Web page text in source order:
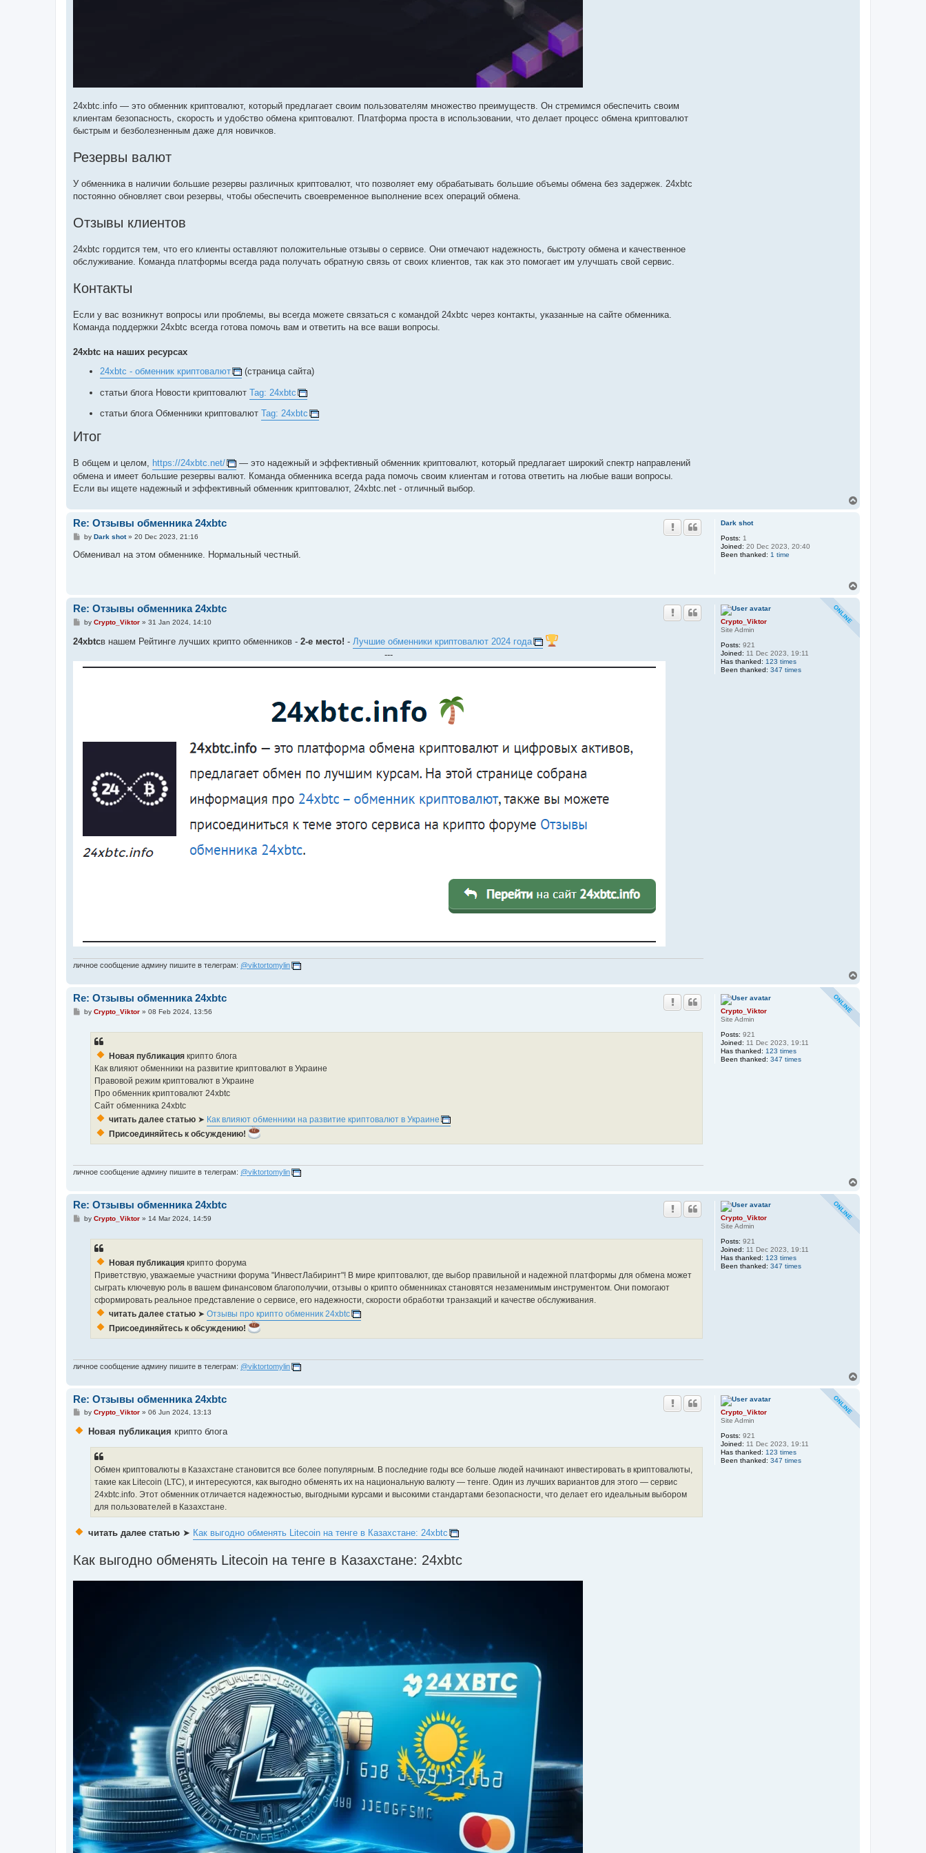
24xbtc.info — это обменник криптовалют, который предлагает своим пользователям множество преимуществ. Он стремимся обеспечить своим
клиентам безопасность, скорость и удобство обмена криптовалют. Платформа проста в использовании, что делает процесс обмена криптовалют
быстрым и безболезненным даже для новичков.
Резервы валют
У обменника в наличии большие резервы различных криптовалют, что позволяет ему обрабатывать большие объемы обмена без задержек. 24xbtc
постоянно обновляет свои резервы, чтобы обеспечить своевременное выполнение всех операций обмена.
Отзывы клиентов
24xbtc гордится тем, что его клиенты оставляют положительные отзывы о сервисе. Они отмечают надежность, быстроту обмена и качественное
обслуживание. Команда платформы всегда рада получать обратную связь от своих клиентов, так как это помогает им улучшать свой сервис.
Контакты
Если у вас возникнут вопросы или проблемы, вы всегда можете связаться с командой 24xbtc через контакты, указанные на сайте обменника.
Команда поддержки 24xbtc всегда готова помочь вам и ответить на все ваши вопросы.
24xbtc на наших ресурсах
24xbtc - обменник криптовалют
(страница сайта)
статьи блога Новости криптовалют Tag: 24xbtc
статьи блога Обменники криптовалют Tag: 24xbtc
Итог
В общем и целом, https://24xbtc.net/
— это надежный и эффективный обменник криптовалют, который предлагает широкий спектр направлений
обмена и имеет большие резервы валют. Команда обменника всегда рада помочь своим клиентам и готова ответить на любые ваши вопросы.
Если вы ищете надежный и эффективный обменник криптовалют, 24xbtc.net - отличный выбор.
Dark shot
Posts: 1
Joined: 20 Dec 2023, 20:40
Been thanked: 1 time
Re: Отзывы обменника 24xbtc
P
s
by Dark shot» 20 Dec 2023, 21:16
Обменивал на этом обменнике. Нормальный честный.
Crypto_Viktor
Site Admin
Posts: 921
Joined: 11 Dec 2023, 19:11
Has thanked: 123 times
Been thanked: 347 times
Re: Отзывы обменника 24xbtc
P
s
t
by Crypto_Viktor» 31 Jan 2024, 14:10
24xbtcв нашем Рейтинге лучших крипто обменников - 2-е место! - Лучшие обменники криптовалют 2024 года
---
личное сообщение админу пишите в телеграм: @viktortomylin
Crypto_Viktor
Site Admin
Posts: 921
Joined: 11 Dec 2023, 19:11
Has thanked: 123 times
Been thanked: 347 times
Re: Отзывы обменника 24xbtc
Pby Crypto_Viktor» 08 Feb 2024, 13:56
Новая публикация крипто блога
Как влияют обменники на развитие криптовалют в Украине
Правовой режим криптовалют в Украине
Про обменник криптовалют 24xbtc
Сайт обменника 24xbtc
читать далее статью ➤ Как влияют обменники на развитие криптовалют в Украине
Присоединяйтесь к обсуждению!
личное сообщение админу пишите в телеграм: @viktortomylin
Crypto_Viktor
Site Admin
Posts: 921
Joined: 11 Dec 2023, 19:11
Has thanked: 123 times
Been thanked: 347 times
Re: Отзывы обменника 24xbtc
Pby Crypto_Viktor» 14 Mar 2024, 14:59
Новая публикация крипто форума
Приветствую, уважаемые участники форума "ИнвестЛабиринт"! В мире криптовалют, где выбор правильной и надежной платформы для обмена может
сыграть ключевую роль в вашем финансовом благополучии, отзывы о крипто обменниках становятся незаменимым инструментом. Они помогают
сформировать реальное представление о сервисе, его надежности, скорости обработки транзакций и качестве обслуживания.
читать далее статью ➤ Отзывы про крипто обменник 24xbtc
Присоединяйтесь к обсуждению!
личное сообщение админу пишите в телеграм: @viktortomylin
Crypto_Viktor
Site Admin
Posts: 921
Joined: 11 Dec 2023, 19:11
Has thanked: 123 times
Been thanked: 347 times
Re: Отзывы обменника 24xbtc
P
s
by Crypto_Viktor» 06 Jun 2024, 13:13
Новая публикация крипто блога
Обмен криптовалюты в Казахстане становится все более популярным. В последние годы все больше людей начинают инвестировать в криптовалюты,
такие как Litecoin (LTC), и интересуются, как выгодно обменять их на национальную валюту — тенге. Один из лучших вариантов для этого — сервис
24xbtc.info. Этот обменник отличается надежностью, выгодными курсами и высокими стандартами безопасности, что делает его идеальным выбором
для пользователей в Казахстане.
читать далее статью ➤ Как выгодно обменять Litecoin на тенге в Казахстане: 24xbtc
Как выгодно обменять Litecoin на тенге в Казахстане: 24xbtc